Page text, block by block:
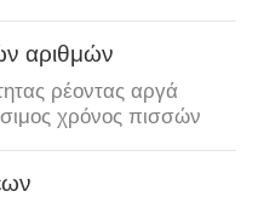
αριθμών
ρέοντας αργά
χρόνος πισσών